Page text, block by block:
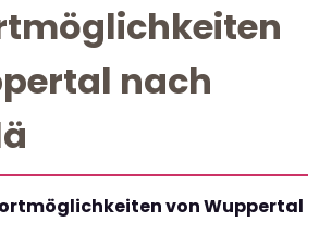
nach
von Wuppertal